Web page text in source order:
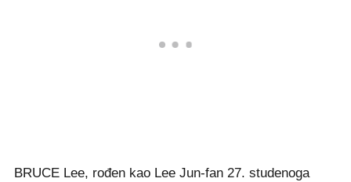
BRUCE Lee, rođen kao Lee Jun-fan 27. studenoga